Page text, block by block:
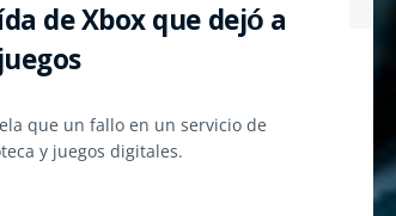
de Xbox que dejó a
que un fallo en un servicio de
y juegos digitales.